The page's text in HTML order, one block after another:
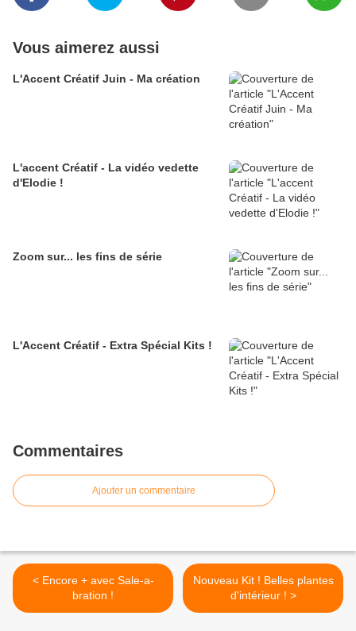
Vous aimerez aussi
L'Accent Créatif Juin - Ma création
L'accent Créatif - La vidéo vedette
d'Elodie !
Zoom sur... les fins de série
L'Accent Créatif - Extra Spécial Kits !
Commentaires
Ajouter un commentaire
< Encore + avec Sale-a-
bration !
Nouveau Kit ! Belles plantes
d'intérieur ! >